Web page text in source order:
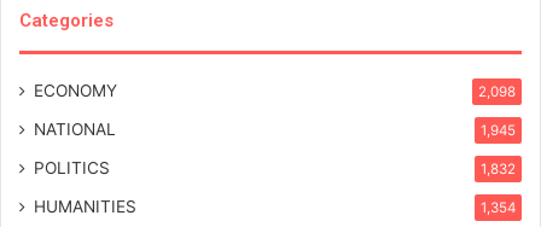
Categories
ECONOMY 2,098
NATIONAL 1,945
POLITICS 1,832
HUMANITIES 1,354